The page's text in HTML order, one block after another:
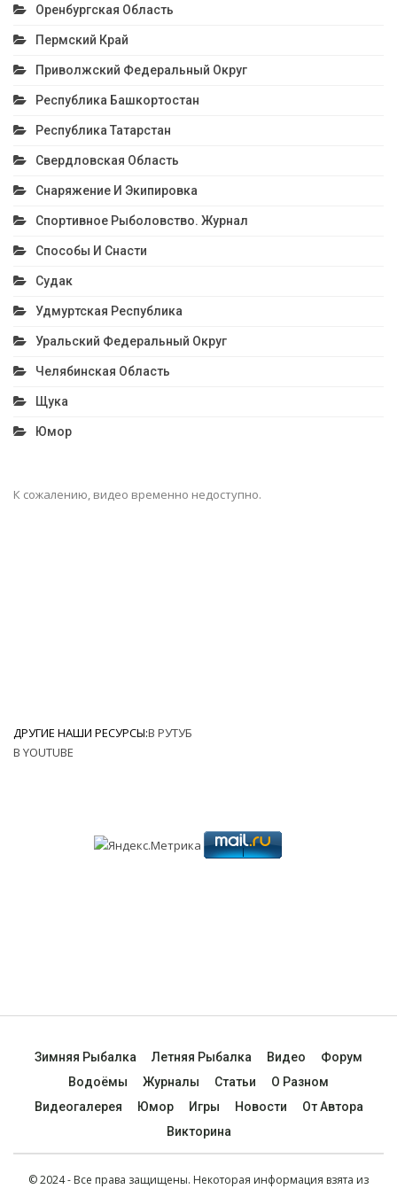
Оренбургская Область
Пермский Край
Приволжский Федеральный Округ
Республика Башкортостан
Республика Татарстан
Свердловская Область
Снаряжение И Экипировка
Спортивное Рыболовство. Журнал
Способы И Снасти
Судак
Удмуртская Республика
Уральский Федеральный Округ
Челябинская Область
Щука
Юмор
К сожалению, видео временно недоступно.
ДРУГИЕ НАШИ РЕСУРСЫ:В РУТУБ
В YOUTUBE
Зимняя Рыбалка Летняя Рыбалка Видео
Форум
Водоёмы
Журналы Статьи
О Разном
Видеогалерея
Юмор Игры Новости
От Автора
Викторина
© 2024 - Все права защищены. Некоторая информация взята из